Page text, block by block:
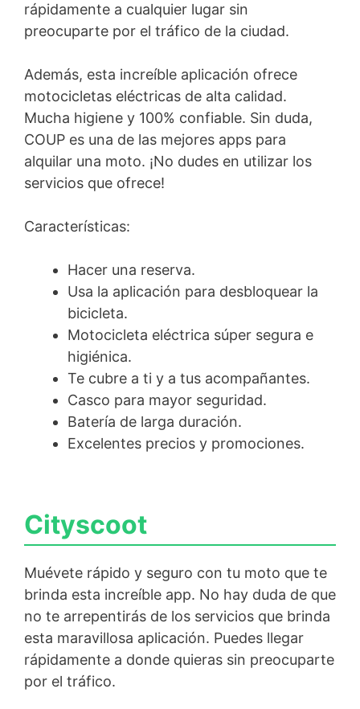
rápidamente a cualquier lugar sin
preocuparte por el tráfico de la ciudad.
Además, esta increíble aplicación ofrece
motocicletas eléctricas de alta calidad.
Mucha higiene y 100% confiable. Sin duda,
COUP es una de las mejores apps para
alquilar una moto. ¡No dudes en utilizar los
servicios que ofrece!
Características:
Hacer una reserva.
Usa la aplicación para desbloquear la
bicicleta.
Motocicleta eléctrica súper segura e
higiénica.
Te cubre a ti y a tus acompañantes.
Casco para mayor seguridad.
Batería de larga duración.
Excelentes precios y promociones.
Cityscoot
Muévete rápido y seguro con tu moto que te
brinda esta increíble app. No hay duda de que
no te arrepentirás de los servicios que brinda
esta maravillosa aplicación. Puedes llegar
rápidamente a donde quieras sin preocuparte
por el tráfico.